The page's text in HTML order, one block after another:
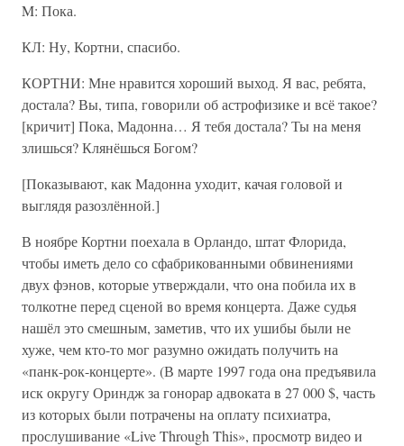
M: Пока.
КЛ: Ну, Кортни, спасибо.
КОРТНИ: Мне нравится хороший выход. Я вас, ребята,
достала? Вы, типа, говорили об астрофизике и всё такое?
[кричит] Пока, Мадонна… Я тебя достала? Ты на меня
злишься? Клянёшься Богом?
[Показывают, как Мадонна уходит, качая головой и
выглядя разозлённой.]
В ноябре Кортни поехала в Орландо, штат Флорида,
чтобы иметь дело со сфабрикованными обвинениями
двух фэнов, которые утверждали, что она побила их в
толкотне перед сценой во время концерта. Даже судья
нашёл это смешным, заметив, что их ушибы были не
хуже, чем кто-то мог разумно ожидать получить на
«панк-рок-концерте». (В марте 1997 года она предъявила
иск округу Ориндж за гонорар адвоката в 27 000 $, часть
из которых были потрачены на оплату психиатра,
прослушивание «Live Through This», просмотр видео и